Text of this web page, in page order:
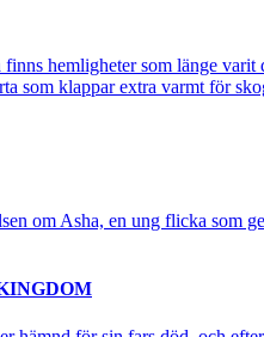
hemligheter som länge
som klappar extra varmt för
om Asha, en ung flicka som